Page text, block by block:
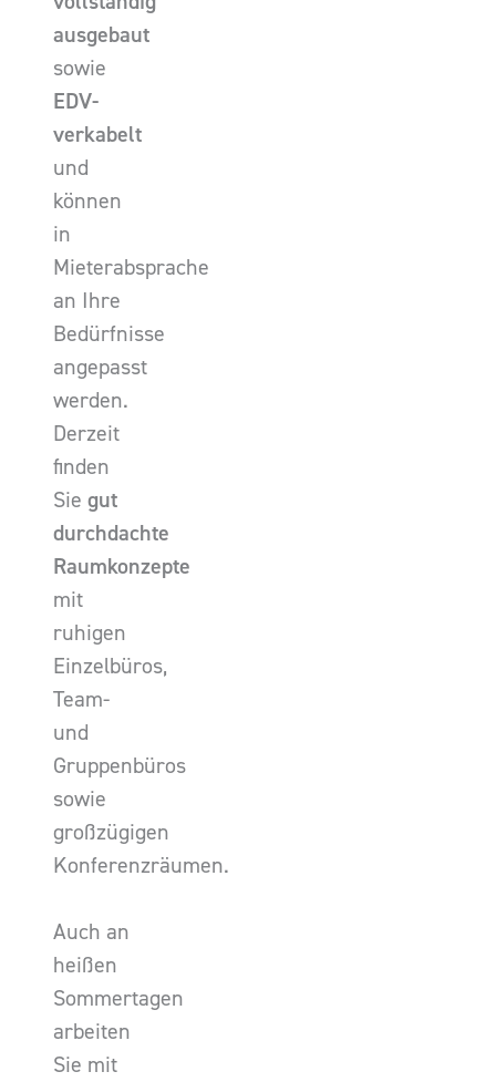
ausgebaut
sowie
EDV-
verkabelt
und
können
in
Mieterabsprache
an Ihre
Bedürfnisse
angepasst
werden.
Derzeit
finden
Sie gut
durchdachte
Raumkonzepte
mit
ruhigen
Einzelbüros,
Team-
und
Gruppenbüros
sowie
großzügigen
Konferenzräumen.
Auch an
heißen
Sommertagen
arbeiten
Sie mit